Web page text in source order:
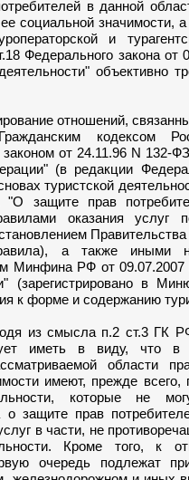
в данной
социальной значимости,
и
Федерального закона
объективно
отношений,
Гражданским кодексом
от 24.11.96 N 132-
(в редакции
туристской
"О защите прав
оказания услуг
а также иными
Минфина РФ от
(зарегистрировано в
к форме и содержанию
из смысла п.2 ст.3 ГК РФ
иметь в виду, что
области
имеют, прежде
которые не
о защите прав
в части, не
Кроме того, к
очередь подлежат